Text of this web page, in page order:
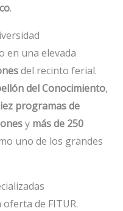
.
en una elevada
del recinto ferial.
del Conocimiento,
programas de
y más de 250
uno de los grandes
de FITUR.